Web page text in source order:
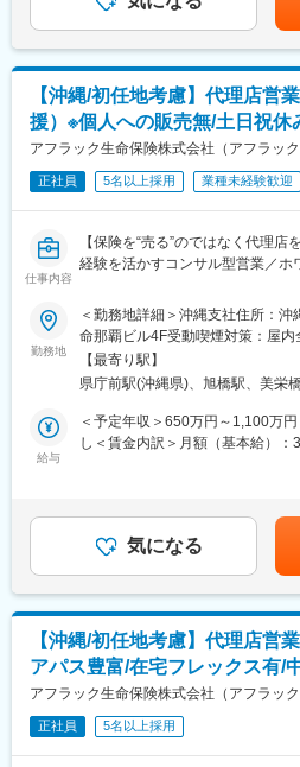
チャレンジできる制度が整ってい
報や商品開発、ITシステム、契約
のキャリアチェンジが叶っていま
中途新卒比率及び男女比率は限
スがある環境です。
■同社の魅力
社員一人一人を大切にする会社で
度、転勤手当や社宅補助など働き
す。
変更の範囲：本文参照
（3）新規代理店、新規提携金融
■営業スタイル
入社後は研修とOJTを経て業務を
既存顧客と新規開拓の割合は7：3
ルティング営業に注力できます。
研修後、担当代理店は一人で担当
共有や相談する機会がございます
チームとして成果を出していくこ
■転勤について
希望地勤務制度にて希望のエリア
条件あり）。また初任地は希望を
10年程度勤務している社員もいま
■働き方
所定労働時間9時～17時の7時間で
平均残業時間は月20～30時間程度
働き方が可能です。
■キャリアパスについて
ジネス営業推進部や業務企画部な
ンジが叶っています。
変更の範囲：会社の定める業務
ド：550万円程度～／S2グレード
目安の金額であり、選考を通じて
給(月額)は固定手当を含めた表記
【沖縄/初任地考慮】代理店営
援）※個人への販売無/土日祝休
アフラック生命保険株式会社（アフラック
正社員 5名以上採用 業種未経験歓迎
仕事内容
【保険を“売る”のではなく代理店
経験を活かすコンサル型営業／ホ
「がん保険といえばアフラック
保険を世界で初めて発売したのも
がん保険・医療保険を中心とした
「生きるための保険」を切り拓い
■業務内容
全国8000店以上の販売代理店や
■業務詳細
・販売戦略の立案
・商品勉強会や各種研修、販売方
・保険契約事務に関する各種業務
■1日の流れ
9時：朝礼、チーム内での事例共有
10時：販売戦略ミーティング
11時：代理店との商談（1）
12時：ランチ
勤務地
＜勤務地詳細＞沖縄支社住所：
命那覇ビル4F受動喫煙対策：屋
める事業所（リモートワーク含む）
【最寄り駅】
県庁前駅(沖縄県)、旭橋駅、美栄
給与
＜予定年収＞650万円～1,100万
し＜賃金内訳＞月額（基本給）
です。※転居を伴う場合、別途転
宅補助（例：6万円/月までの9割
賃金はあくまでも目安の金額であ
性があります。月給(月額)は固定
気になる
【沖縄/初任地考慮】代理店営
アパス豊富/在宅フレックス有/
アフラック生命保険株式会社（アフラック
正社員 5名以上採用